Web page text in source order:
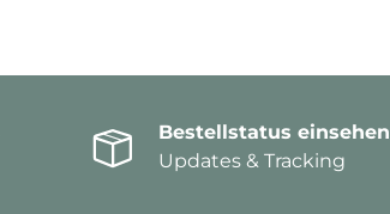
Bestellstatus einsehen
Updates & Tracking